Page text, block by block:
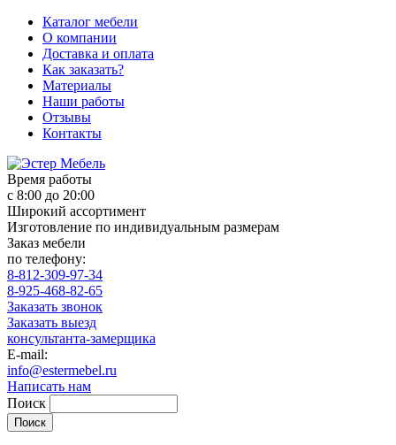
Каталог мебели
О компании
Доставка и оплата
Как заказать?
Материалы
Наши работы
Отзывы
Контакты
Время работы
с 8:00 до 20:00
Широкий ассортимент
Изготовление по индивидуальным размерам
Заказ мебели
по телефону:
8-812-309-97-34
8-925-468-82-65
Заказать звонок
Заказать выезд
консультанта-замерщика
E-mail:
info@estermebel.ru
Написать нам
Поиск